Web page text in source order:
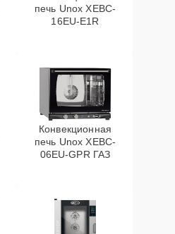
печь Unox XEBC-
16EU-E1R
Конвекционная
печь Unox XEBC-
06EU-GPR ГАЗ